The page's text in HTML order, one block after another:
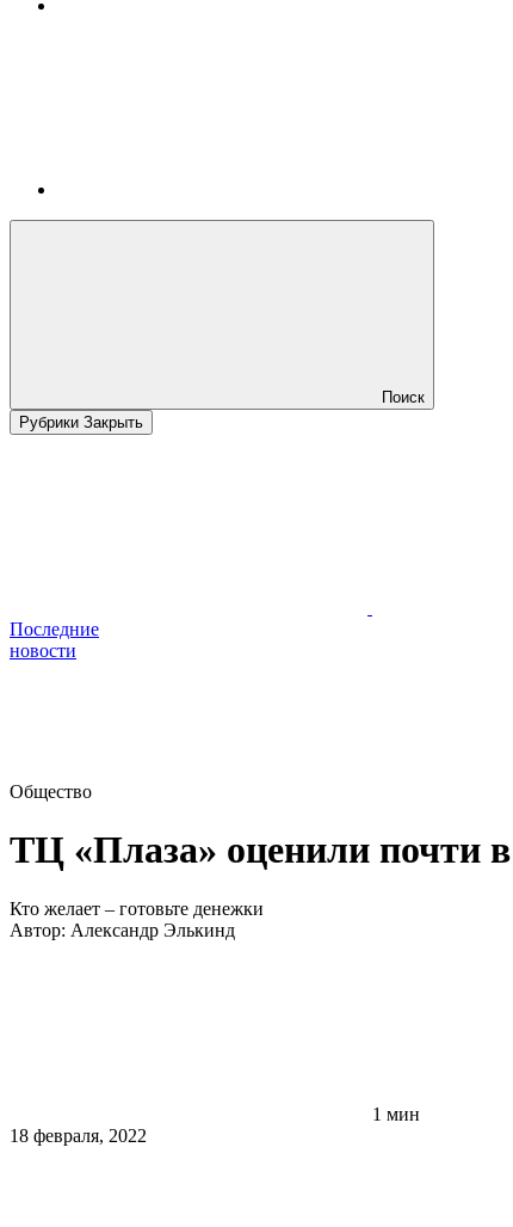
Поиск
Рубрики Закрыть
Последние
новости
Общество
ТЦ «Плаза» оценили почти
Кто желает – готовьте денежки
Автор: Александр Элькинд
1 мин
18 февраля, 2022